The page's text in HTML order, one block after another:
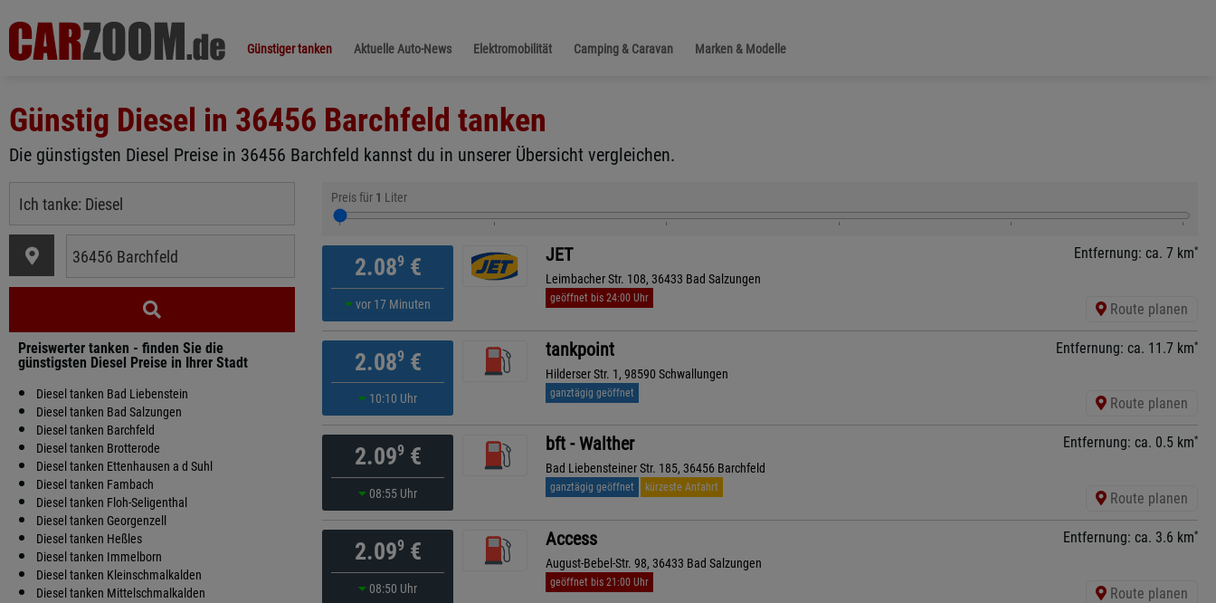
Günstiger tanken Aktuelle Auto-News Elektromobilität Camping & Caravan Marken & Modelle
Günstig Diesel in 36456 Barchfeld tanken
Die günstigsten Diesel Preise in 36456 Barchfeld kannst du in unserer Übersicht vergleichen.
Preiswerter tanken - finden Sie die
günstigsten Diesel Preise in Ihrer Stadt
Diesel tanken Bad Liebenstein
Diesel tanken Bad Salzungen
Diesel tanken Barchfeld
Diesel tanken Brotterode
Diesel tanken Ettenhausen a d Suhl
Diesel tanken Fambach
Diesel tanken Floh-Seligenthal
Diesel tanken Georgenzell
Diesel tanken Heßles
Diesel tanken Immelborn
Diesel tanken Kleinschmalkalden
Diesel tanken Mittelschmalkalden
Preis für 1 Liter
2.089€
vor 17 Minuten
JET
Leimbacher Str. 108, 36433 Bad Salzungen
geöffnet bis 24:00 Uhr
Entfernung: ca. 7 km*
Route planen
2.089€
10:10 Uhr
tankpoint
Hilderser Str. 1, 98590 Schwallungen
ganztägig geöffnet
Entfernung: ca. 11.7 km*
Route planen
2.099€
08:55 Uhr
bft - Walther
Bad Liebensteiner Str. 185, 36456 Barchfeld
ganztägig geöffnet kürzeste Anfahrt
Entfernung: ca. 0.5 km*
Route planen
2.099€
08:50 Uhr
Access
August-Bebel-Str. 98, 36433 Bad Salzungen
geöffnet bis 21:00 Uhr
Entfernung: ca. 3.6 km*
Route planen